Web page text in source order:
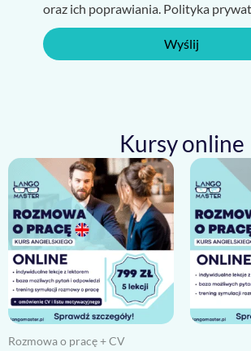
oraz ich poprawiania. Polityka
Wyślij
Kursy online
Rozmowa o pracę + CV